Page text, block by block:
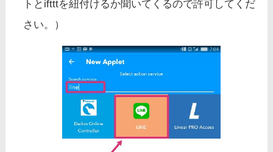
トとiftttを紐付けるか聞いてくるので許可してくだ
さい。）